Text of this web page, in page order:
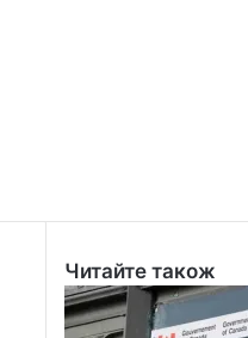
Читайте також
Close